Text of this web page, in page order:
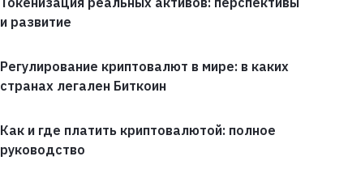
и развитие
Регулирование криптовалют в мире: в каких
странах легален Биткоин
Как и где платить криптовалютой: полное
руководство